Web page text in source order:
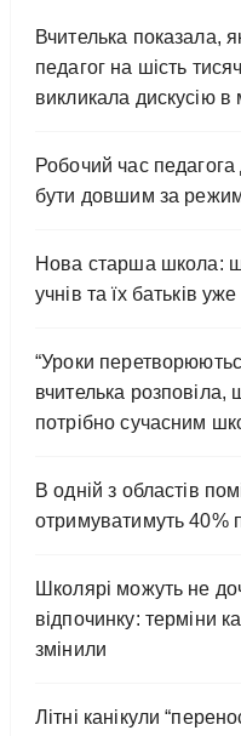
Вчителька показала,
педагог на шість
викликала дискусію в
Робочий час
бути довшим за
Нова старша школа:
учнів та їх батьків
“Уроки
вчителька розповіла,
потрібно сучасним
В одній з областів
отримуватимуть 40%
Школярі можуть не
відпочинку: терміни
змінили
Літні канікули